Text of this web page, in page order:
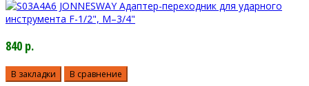
840 р.
В закладки В сравнение